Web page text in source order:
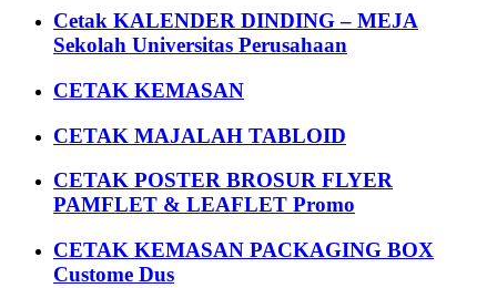
Cetak KALENDER DINDING – MEJA
Sekolah Universitas Perusahaan
CETAK KEMASAN
CETAK MAJALAH TABLOID
CETAK POSTER BROSUR FLYER
PAMFLET & LEAFLET Promo
CETAK KEMASAN PACKAGING BOX
Custome Dus